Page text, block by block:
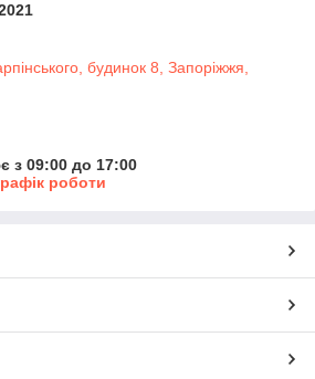
будинок 8, Запоріжжя,
з 09:00 до 17:00
роботи